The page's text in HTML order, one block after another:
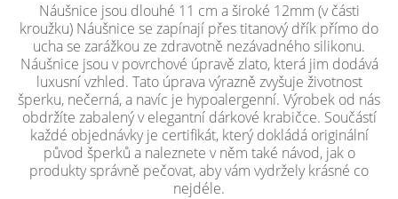
Náušnice jsou dlouhé 11 cm a široké 12mm (v části
kroužku) Náušnice se zapínají přes titanový dřík přímo do
ucha se zarážkou ze zdravotně nezávadného silikonu.
Náušnice jsou v povrchové úpravě zlato, která jim dodává
luxusní vzhled. Tato úprava výrazně zvyšuje životnost
šperku, nečerná, a navíc je hypoalergenní. Výrobek od nás
obdržíte zabalený v elegantní dárkové krabičce. Součástí
každé objednávky je certifikát, který dokládá originální
původ šperků a naleznete v něm také návod, jak o
produkty správně pečovat, aby vám vydržely krásné co
nejdéle.